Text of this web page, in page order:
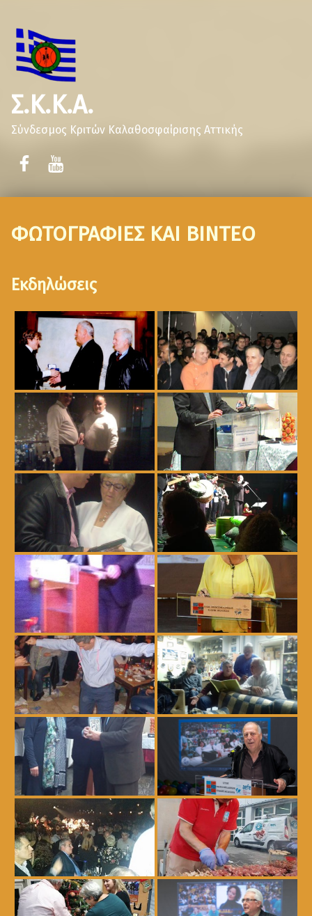
Σ.Κ.Κ.Α.
Σύνδεσμος Κριτών Καλαθοσφαίρισης Αττικής
ΦΩΤΟΓΡΑΦΙΕΣ ΚΑΙ ΒΙΝΤΕΟ
Εκδηλώσεις